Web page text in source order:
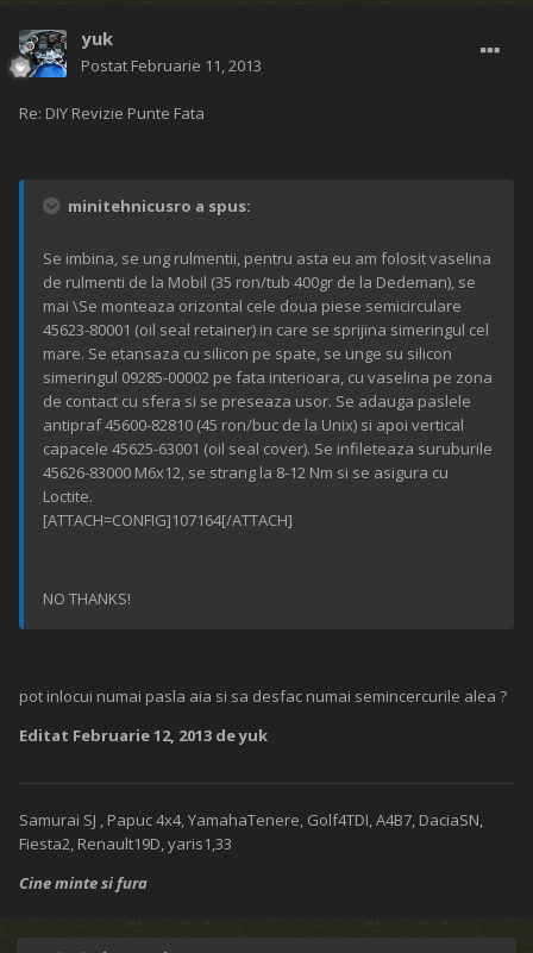
yuk
Postat Februarie 11, 2013
Re: DIY Revizie Punte Fata
minitehnicusro a spus:
Se imbina, se ung rulmentii, pentru asta eu am folosit vaselina
de rulmenti de la Mobil (35 ron/tub 400gr de la Dedeman), se
mai \Se monteaza orizontal cele doua piese semicirculare
45623-80001 (oil seal retainer) in care se sprijina simeringul cel
mare. Se etansaza cu silicon pe spate, se unge su silicon
simeringul 09285-00002 pe fata interioara, cu vaselina pe zona
de contact cu sfera si se preseaza usor. Se adauga paslele
antipraf 45600-82810 (45 ron/buc de la Unix) si apoi vertical
capacele 45625-63001 (oil seal cover). Se infileteaza suruburile
45626-83000 M6x12, se strang la 8-12 Nm si se asigura cu
Loctite.
[ATTACH=CONFIG]107164[/ATTACH]
NO THANKS!
pot inlocui numai pasla aia si sa desfac numai semincercurile alea ?
Editat Februarie 12, 2013 de yuk
Samurai SJ , Papuc 4x4, YamahaTenere, Golf4TDI, A4B7, DaciaSN,
Fiesta2, Renault19D, yaris1,33
Cine minte si fura